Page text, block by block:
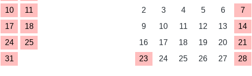
10
11
17
18
24
25
31
2
3 4 5 6 7
9
10 11 12 13 14
16
17 18 19 20 21
23
24 25 26 27 28